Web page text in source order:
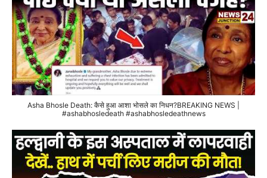
Asha Bhosle Death: कैसे हुआ आशा भोसले का निधन?BREAKING NEWS |
#ashabhosledeath #ashabhosledeathnews